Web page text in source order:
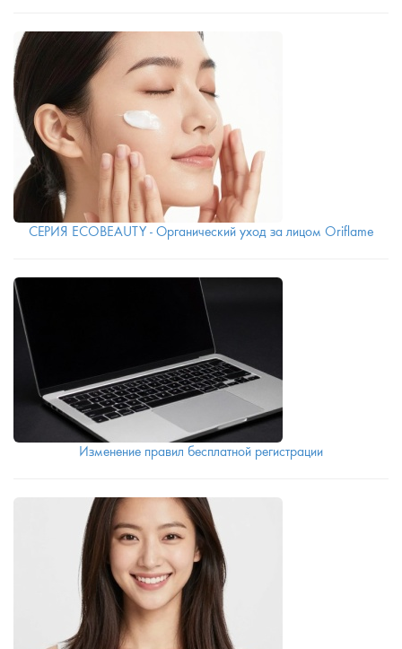
СЕРИЯ ECOBEAUTY - Органический уход за лицом Oriflame
Изменение правил бесплатной регистрации